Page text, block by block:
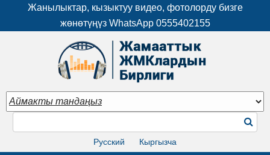
Жанылыктар, кызыктуу видео, фотолорду бизге
жөнөтүңүз WhatsApp 0555402155
Русский Кыргызча